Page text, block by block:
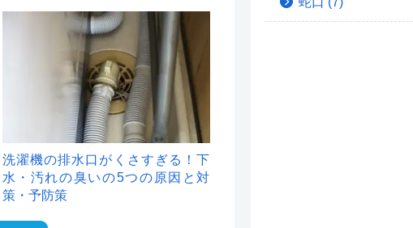
洗濯機の排水口がくさすぎる！下
水・汚れの臭いの5つの原因と対
策・予防策